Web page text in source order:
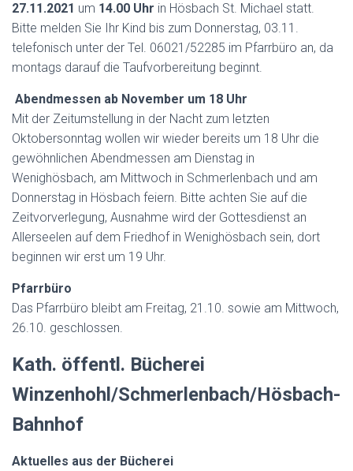
27.11.2021 um 14.00 Uhr in Hösbach St. Michael statt.
Bitte melden Sie Ihr Kind bis zum Donnerstag, 03.11.
telefonisch unter der Tel. 06021/52285 im Pfarrbüro an, da
montags darauf die Taufvorbereitung beginnt.
Abendmessen ab November um 18 Uhr
Mit der Zeitumstellung in der Nacht zum letzten
Oktobersonntag wollen wir wieder bereits um 18 Uhr die
gewöhnlichen Abendmessen am Dienstag in
Wenighösbach, am Mittwoch in Schmerlenbach und am
Donnerstag in Hösbach feiern. Bitte achten Sie auf die
Zeitvorverlegung, Ausnahme wird der Gottesdienst an
Allerseelen auf dem Friedhof in Wenighösbach sein, dort
beginnen wir erst um 19 Uhr.
Pfarrbüro
Das Pfarrbüro bleibt am Freitag, 21.10. sowie am Mittwoch,
26.10. geschlossen.
Kath. öffentl. Bücherei
Winzenhohl/Schmerlenbach/Hösbach-
Bahnhof
Aktuelles aus der Bücherei